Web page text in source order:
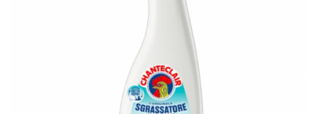
Servetele Umede & Uscate